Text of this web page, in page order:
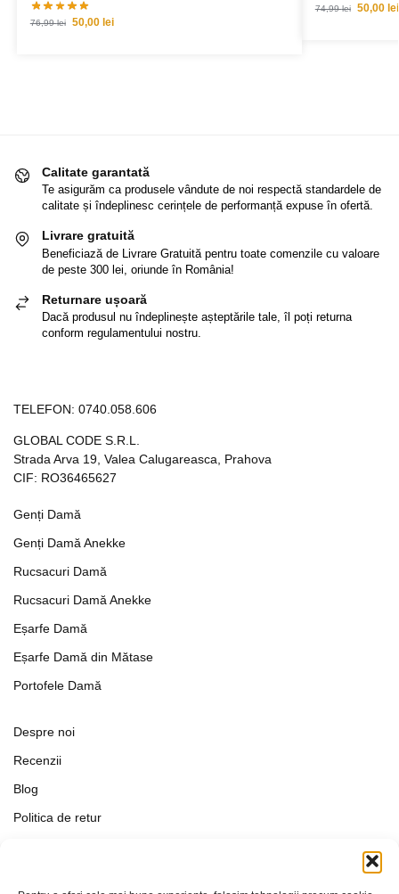
76,99lei 50,00 lei
74,99lei 50,00 lei
Calitate garantată
Te asigurăm ca produsele vândute de noi respectă standardele de
calitate și îndeplinesc cerințele de performanță expuse în ofertă.
Livrare gratuită
Beneficiază de Livrare Gratuită pentru toate comenzile cu valoare
de peste 300 lei, oriunde în România!
Returnare ușoară
Dacă produsul nu îndeplinește așteptările tale, îl poți returna
conform regulamentului nostru.
TELEFON: 0740.058.606
GLOBAL CODE S.R.L.
Strada Arva 19, Valea Calugareasca, Prahova
CIF: RO36465627
Genți Damă
Genți Damă Anekke
Rucsacuri Damă
Rucsacuri Damă Anekke
Eșarfe Damă
Eșarfe Damă din Mătase
Portofele Damă
Despre noi
Recenzii
Blog
Politica de retur